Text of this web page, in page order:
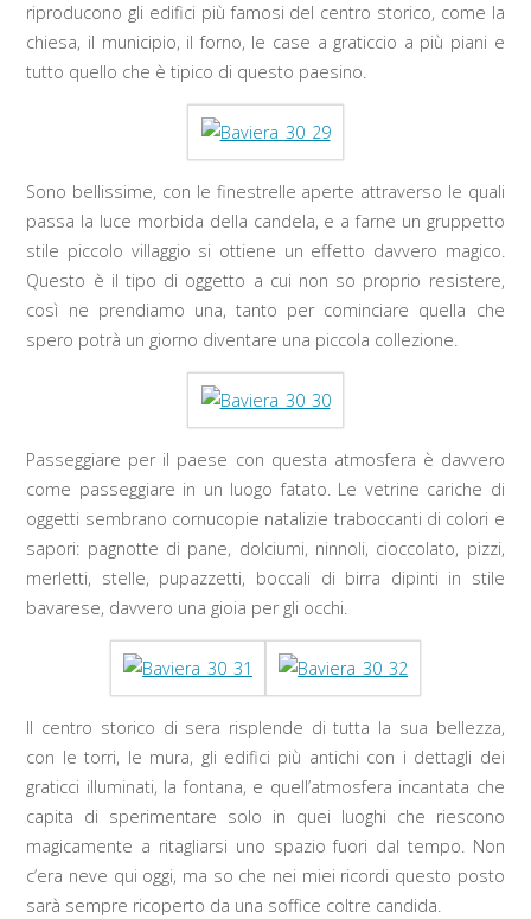
riproducono gli edifici più famosi del centro storico, come la
chiesa, il municipio, il forno, le case a graticcio a più piani e
tutto quello che è tipico di questo paesino.
Sono bellissime, con le finestrelle aperte attraverso le quali
passa la luce morbida della candela, e a farne un gruppetto
stile piccolo villaggio si ottiene un effetto davvero magico.
Questo è il tipo di oggetto a cui non so proprio resistere,
così ne prendiamo una, tanto per cominciare quella che
spero potrà un giorno diventare una piccola collezione.
Passeggiare per il paese con questa atmosfera è davvero
come passeggiare in un luogo fatato. Le vetrine cariche di
oggetti sembrano cornucopie natalizie traboccanti di colori e
sapori: pagnotte di pane, dolciumi, ninnoli, cioccolato, pizzi,
merletti, stelle, pupazzetti, boccali di birra dipinti in stile
bavarese, davvero una gioia per gli occhi.
Il centro storico di sera risplende di tutta la sua bellezza,
con le torri, le mura, gli edifici più antichi con i dettagli dei
graticci illuminati, la fontana, e quell’atmosfera incantata che
capita di sperimentare solo in quei luoghi che riescono
magicamente a ritagliarsi uno spazio fuori dal tempo. Non
c’era neve qui oggi, ma so che nei miei ricordi questo posto
sarà sempre ricoperto da una soffice coltre candida.